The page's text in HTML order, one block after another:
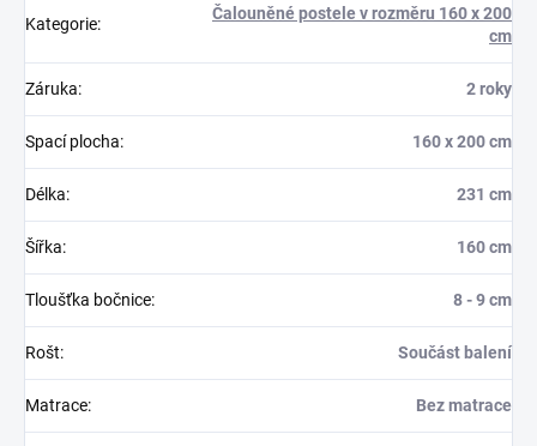
Kategorie:
Čalouněné postele v rozměru 160 x 200
cm
Záruka: 2 roky
Spací plocha: 160 x 200 cm
Délka: 231 cm
Šířka: 160 cm
Tloušťka bočnice: 8 - 9 cm
Rošt: Součást balení
Matrace: Bez matrace